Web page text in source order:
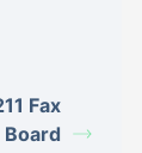
Fax